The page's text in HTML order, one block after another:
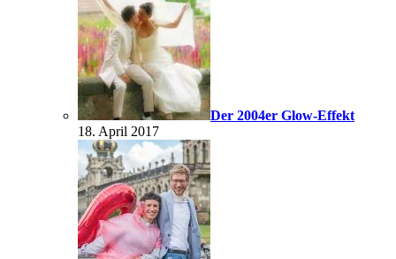
Der 2004er Glow-Effekt
18. April 2017